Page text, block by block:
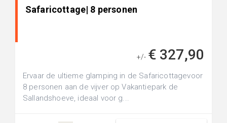
Safaricottage| 8 personen
+/- € 327,90
Ervaar de ultieme glamping in de Safaricottagevoor
8 personen aan de vijver op Vakantiepark de
Sallandshoeve, ideaal voor g...